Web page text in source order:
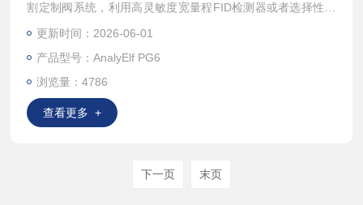
割定制阀系统，利用高灵敏度宽量程FID检测器或者选择性的
高灵敏度检测器PID对样品中的苯系物不间断在线监测。
更新时间：2026-06-01
产品型号：AnalyElf PG6
浏览量：4786
查看更多 +
下一页 末页